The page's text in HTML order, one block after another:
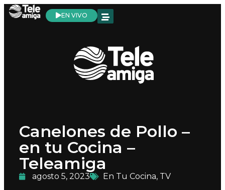
EN VIVO
Canelones de Pollo –
en tu Cocina –
Teleamiga
agosto 5, 2023 En Tu Cocina, TV